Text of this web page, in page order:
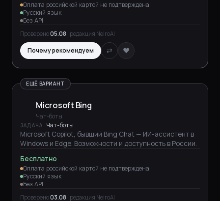
Оплата российской картой не подтверждена
Русский язык
Без API
Проверено05.08 · редакция NeiroAI
Почему рекомендуем ⇄ ♥
ЕЩЁ ВАРИАНТ
Microsoft Bing
Чат-боты
ЗАДАЧА Чат-боты
Microsoft Copilot, бывший Bing Chat — ИИ-ассистент в
Windows и Edge. Возможности и доступность в России.
Бесплатно
Оплата российской картой не подтверждена
Русский язык
Без API
Проверено03.08 · редакция NeiroAI